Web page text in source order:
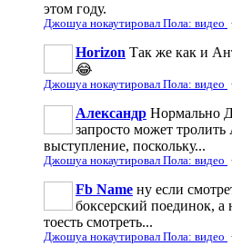
этом году.
Джошуа нокаутировал Пола: видео ·
Horizon Так же как и
😂
Джошуа нокаутировал Пола: видео ·
Александр Нормально
запросто может тролить
выступление, поскольку...
Джошуа нокаутировал Пола: видео ·
Fb Name ну если
боксерский поединок, а
тоесть смотреть...
Джошуа нокаутировал Пола: видео ·